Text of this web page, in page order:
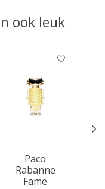
ook leuk
Paco
Rabanne
Fame